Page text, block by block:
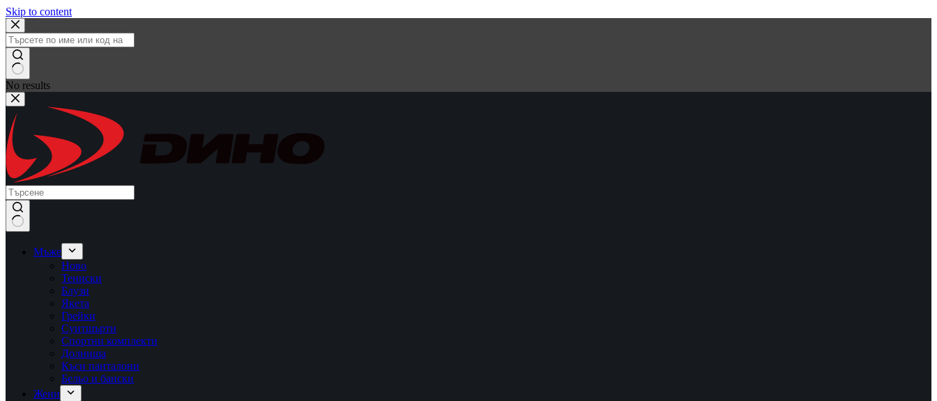
Skip to content
No results
Мъже
Ново
Тениски
Блузи
Якета
Грейки
Суитшърти
Спортни комплекти
Долнища
Къси панталони
Бельо и бански
Жени